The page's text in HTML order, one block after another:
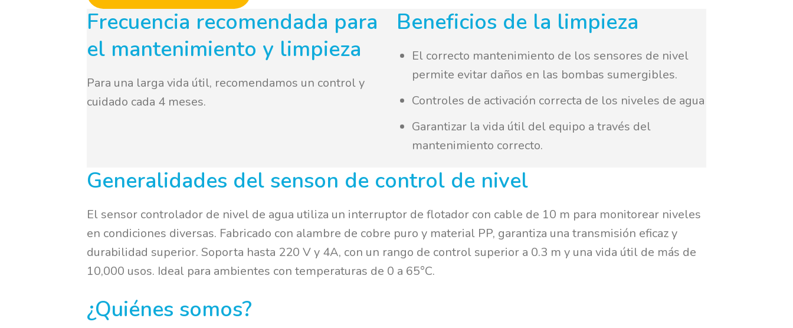
Frecuencia recomendada para
el mantenimiento y limpieza
Para una larga vida útil, recomendamos un control y
cuidado cada 4 meses.
Beneficios de la limpieza
El correcto mantenimiento de los sensores de nivel
permite evitar daños en las bombas sumergibles.
Controles de activación correcta de los niveles de agua
Garantizar la vida útil del equipo a través del
mantenimiento correcto.
Generalidades del senson de control de nivel
El sensor controlador de nivel de agua utiliza un interruptor de flotador con cable de 10 m para monitorear niveles
en condiciones diversas. Fabricado con alambre de cobre puro y material PP, garantiza una transmisión eficaz y
durabilidad superior. Soporta hasta 220 V y 4A, con un rango de control superior a 0.3 m y una vida útil de más de
10,000 usos. Ideal para ambientes con temperaturas de 0 a 65°C.
¿Quiénes somos?